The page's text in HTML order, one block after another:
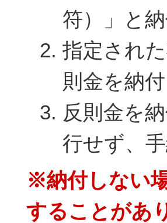
符）」と
指定され
則金を納
反則金を
行せず、
※納付しない
することがあ